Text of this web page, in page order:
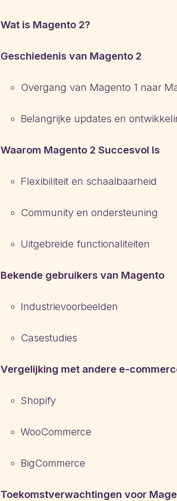
Wat is Magento 2?
Geschiedenis van Magento 2
Overgang van Magento 1 naar
Belangrijke updates en
Waarom Magento 2 Succesvol Is
Flexibiliteit en schaalbaarheid
Community en ondersteuning
Uitgebreide functionaliteiten
Bekende gebruikers van Magento
Industrievoorbeelden
Casestudies
Vergelijking met andere e-
Shopify
WooCommerce
BigCommerce
Toekomstverwachtingen voor